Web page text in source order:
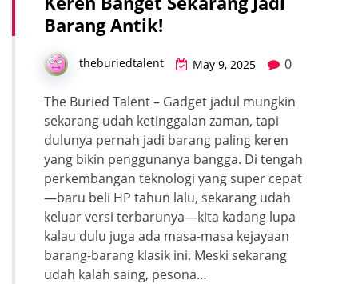
Barang Antik!
theburiedtalent May 9, 2025 0
The Buried Talent – Gadget jadul mungkin
sekarang udah ketinggalan zaman, tapi
dulunya pernah jadi barang paling keren
yang bikin penggunanya bangga. Di tengah
perkembangan teknologi yang super cepat
—baru beli HP tahun lalu, sekarang udah
keluar versi terbarunya—kita kadang lupa
kalau dulu juga ada masa-masa kejayaan
barang-barang klasik ini. Meski sekarang
udah kalah saing, pesona…